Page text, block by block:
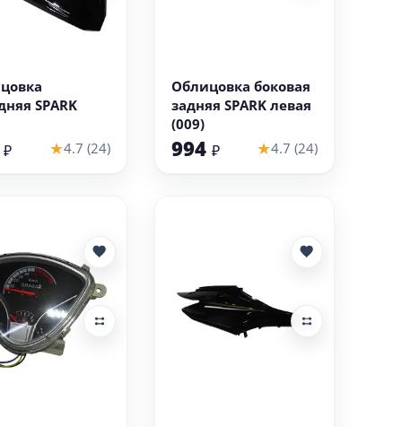
SPARK
₽ ★4.7 (24)
Облицовка боковая
задняя SPARK левая
(009)
994 ₽ ★4.7 (24)